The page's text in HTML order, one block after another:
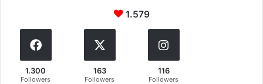
1.579
1.300
Followers
163
Followers
116
Followers